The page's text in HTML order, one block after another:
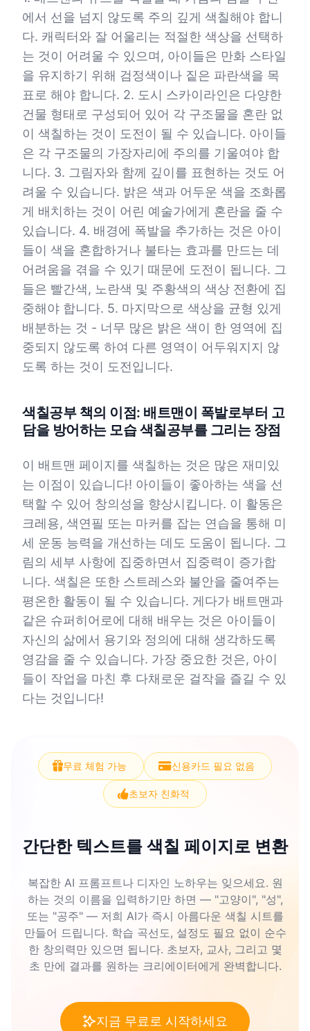
에서 선을 넘지 않도록 주의 깊게 색칠해야 합니
다. 캐릭터와 잘 어울리는 적절한 색상을 선택하
는 것이 어려울 수 있으며, 아이들은 만화 스타일
을 유지하기 위해 검정색이나 짙은 파란색을 목
표로 해야 합니다. 2. 도시 스카이라인은 다양한
건물 형태로 구성되어 있어 각 구조물을 혼란 없
이 색칠하는 것이 도전이 될 수 있습니다. 아이들
은 각 구조물의 가장자리에 주의를 기울여야 합
니다. 3. 그림자와 함께 깊이를 표현하는 것도 어
려울 수 있습니다. 밝은 색과 어두운 색을 조화롭
게 배치하는 것이 어린 예술가에게 혼란을 줄 수
있습니다. 4. 배경에 폭발을 추가하는 것은 아이
들이 색을 혼합하거나 불타는 효과를 만드는 데
어려움을 겪을 수 있기 때문에 도전이 됩니다. 그
들은 빨간색, 노란색 및 주황색의 색상 전환에 집
중해야 합니다. 5. 마지막으로 색상을 균형 있게
배분하는 것 - 너무 많은 밝은 색이 한 영역에 집
중되지 않도록 하여 다른 영역이 어두워지지 않
도록 하는 것이 도전입니다.
색칠공부 책의 이점: 배트맨이 폭발로부터 고
담을 방어하는 모습 색칠공부를 그리는 장점
이 배트맨 페이지를 색칠하는 것은 많은 재미있
는 이점이 있습니다! 아이들이 좋아하는 색을 선
택할 수 있어 창의성을 향상시킵니다. 이 활동은
크레용, 색연필 또는 마커를 잡는 연습을 통해 미
세 운동 능력을 개선하는 데도 도움이 됩니다. 그
림의 세부 사항에 집중하면서 집중력이 증가합
니다. 색칠은 또한 스트레스와 불안을 줄여주는
평온한 활동이 될 수 있습니다. 게다가 배트맨과
같은 슈퍼히어로에 대해 배우는 것은 아이들이
자신의 삶에서 용기와 정의에 대해 생각하도록
영감을 줄 수 있습니다. 가장 중요한 것은, 아이
들이 작업을 마친 후 다채로운 걸작을 즐길 수 있
다는 것입니다!
무료 체험 가능 신용카드 필요 없음
초보자 친화적
간단한 텍스트를 색칠 페이지로 변환
복잡한 AI 프롬프트나 디자인 노하우는 잊으세요. 원
하는 것의 이름을 입력하기만 하면 — "고양이", "성",
또는 "공주" — 저희 AI가 즉시 아름다운 색칠 시트를
만들어 드립니다. 학습 곡선도, 설정도 필요 없이 순수
한 창의력만 있으면 됩니다. 초보자, 교사, 그리고 몇
초 만에 결과를 원하는 크리에이터에게 완벽합니다.
지금 무료로 시작하세요